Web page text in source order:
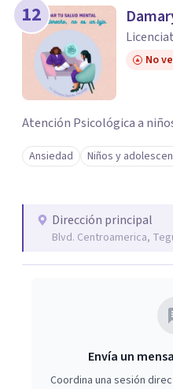
12
No
Atención Psicológica a
Ansiedad Niños y
Dirección principal
Blvd. Centroamerica,
Envía un
Coordina una sesión